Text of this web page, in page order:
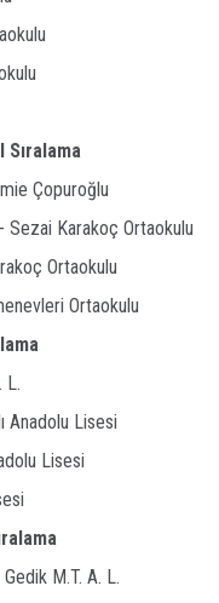
Sıralama
Çopuroğlu
Sezai Karakoç Ortaokulu
Ortaokulu
Ortaokulu
L.
Anadolu Lisesi
Lisesi
M.T. A. L.